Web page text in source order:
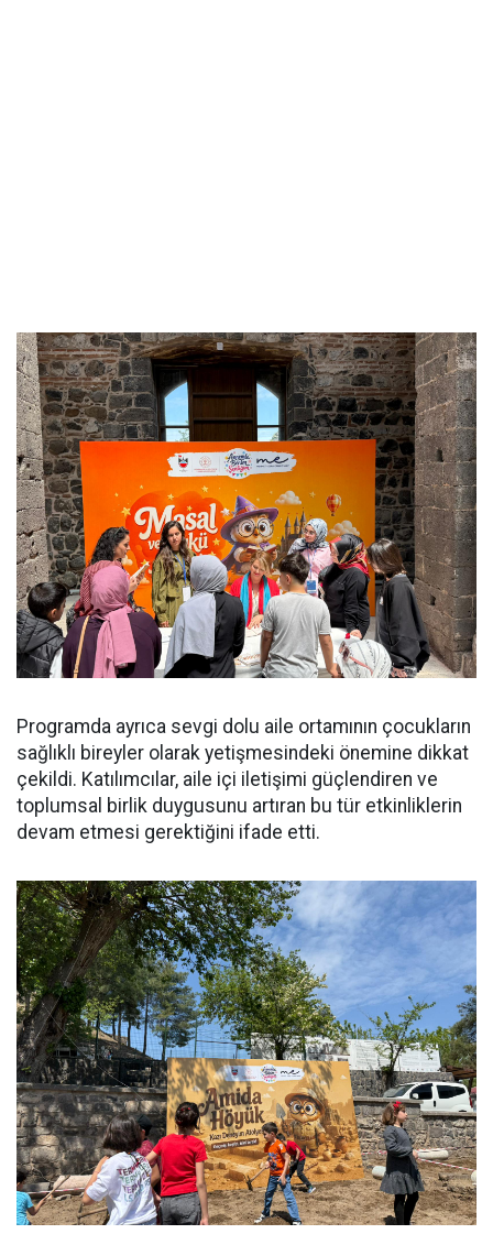
Programda ayrıca sevgi dolu aile ortamının çocukların
sağlıklı bireyler olarak yetişmesindeki önemine dikkat
çekildi. Katılımcılar, aile içi iletişimi güçlendiren ve
toplumsal birlik duygusunu artıran bu tür etkinliklerin
devam etmesi gerektiğini ifade etti.